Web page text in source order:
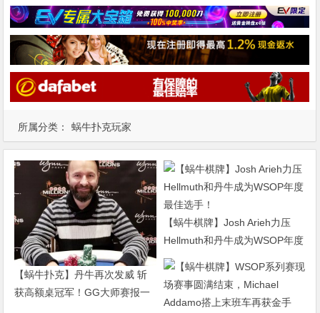
所属分类： 蜗牛扑克玩家
【蜗牛扑克】丹牛再次发威 斩
获高额桌冠军！GG大师赛报一
【蜗牛棋牌】Josh Arieh力压
Hellmuth和丹牛成为WSOP年度
最佳选手！